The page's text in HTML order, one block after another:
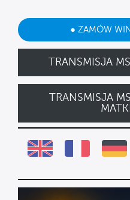
● ZAMÓW
TRANSMISJA
TRANSMISJA